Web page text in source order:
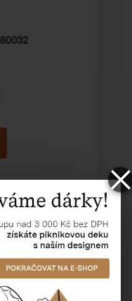
80032